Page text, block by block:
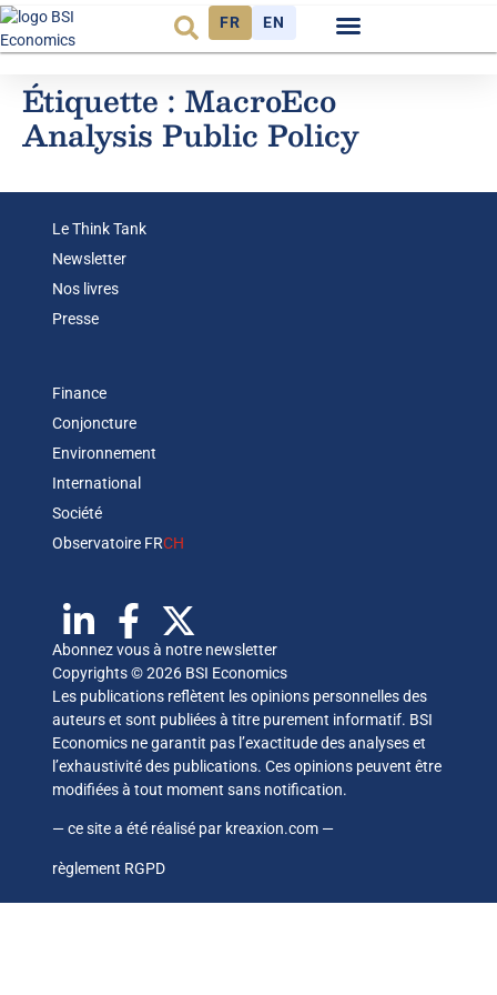
FR EN
Étiquette : MacroEco
Analysis Public Policy
Le Think Tank
Newsletter
Nos livres
Presse
Finance
Conjoncture
Environnement
International
Société
Observatoire FRCH
Abonnez vous à notre newsletter
Copyrights © 2026 BSI Economics
Les publications reflètent les opinions personnelles des
auteurs et sont publiées à titre purement informatif. BSI
Economics ne garantit pas l’exactitude des analyses et
l’exhaustivité des publications. Ces opinions peuvent être
modifiées à tout moment sans notification.
— ce site a été réalisé par kreaxion.com —
règlement RGPD